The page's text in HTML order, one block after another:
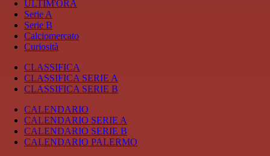
ULTIM'ORA
Serie A
Serie B
Calciomercato
Curiosità
CLASSIFICA
CLASSIFICA SERIE A
CLASSIFICA SERIE B
CALENDARIO
CALENDARIO SERIE A
CALENDARIO SERIE B
CALENDARIO PALERMO